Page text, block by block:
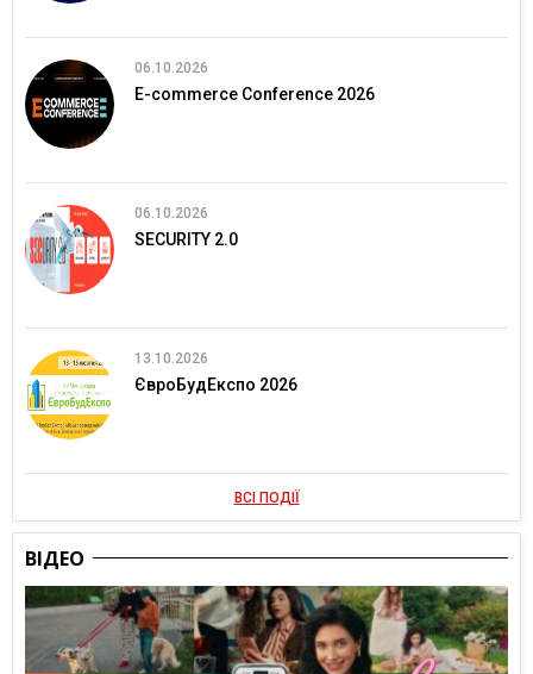
06.10.2026
E-commerce Conference 2026
06.10.2026
SECURITY 2.0
13.10.2026
ЄвроБудЕкспо 2026
ВСІ ПОДІЇ
ВІДЕО